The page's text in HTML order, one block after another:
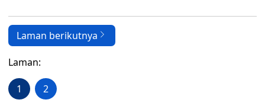
Laman berikutnya
Laman:
1 2